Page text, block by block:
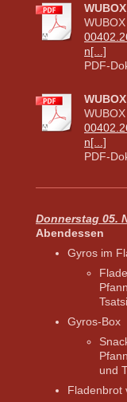
n[...]
PDF-
n[...]
PDF-
Donnerstag 05.
Abendessen
Gyros im
Gyros-Box
und
​Fladenbrot